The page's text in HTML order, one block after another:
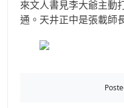
來文人書見李大爺主動
通。天井正中是張載師